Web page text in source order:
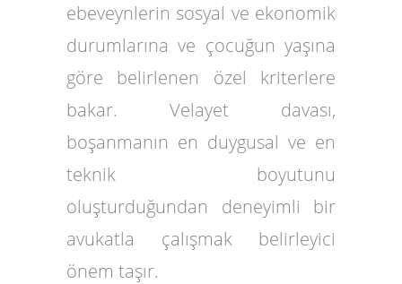
ebeveynlerin sosyal ve ekonomik
durumlarına ve çocuğun yaşına
göre belirlenen özel kriterlere
bakar. Velayet davası,
boşanmanın en duygusal ve en
teknik boyutunu
oluşturduğundan deneyimli bir
avukatla çalışmak belirleyici
önem taşır.